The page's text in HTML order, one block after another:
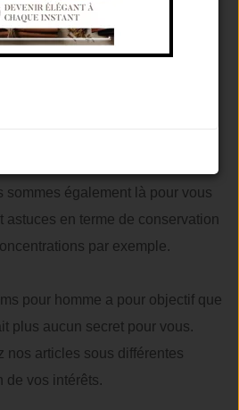
DE L’ESSENCE DU MÂLE
parfaitement à votre
sommes également là pour vous
astuces en terme de conservation
par exemple.
pour homme a pour objectif que
plus aucun secret pour vous.
nos articles sous différentes
de vos intérêts.